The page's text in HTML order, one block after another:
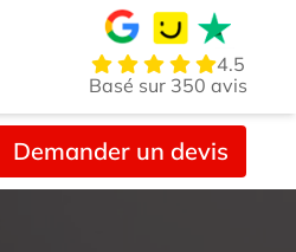
4.5
Basé sur 350 avis
Demander un devis